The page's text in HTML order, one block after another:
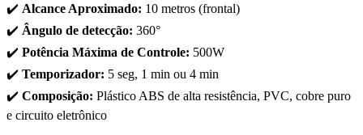
✔️ Alcance Aproximado: 10 metros (frontal)
✔️ Ângulo de detecção: 360°
✔️ Potência Máxima de Controle: 500W
✔️ Temporizador: 5 seg, 1 min ou 4 min
✔️ Composição: Plástico ABS de alta resistência, PVC, cobre puro
e circuito eletrônico